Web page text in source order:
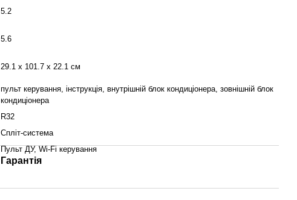
5.2
5.6
29.1 x 101.7 x 22.1 cм
пульт керування, інструкція, внутрішній блок кондиціонера, зовнішній блок
кондиціонера
R32
Спліт-система
Пульт ДУ, Wi-Fi керування
Гарантія